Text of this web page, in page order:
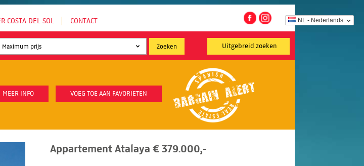
NL - Nederlands
COSTA DEL SOL CONTACT
Uitgebreid zoeken
MEER INFO VOEG TOE AAN FAVORIETEN
Appartement Atalaya € 379.000,-